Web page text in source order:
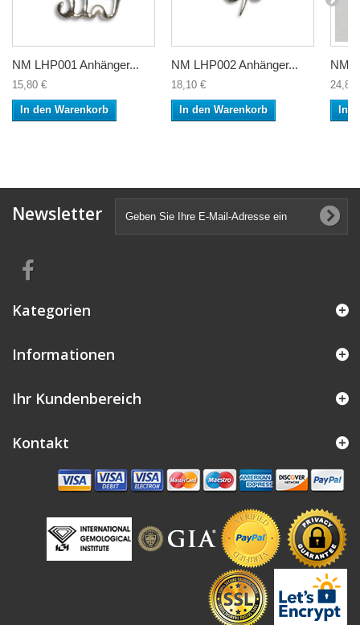
NM LHP001 Anhänger...
15,80 €
In den Warenkorb
NM LHP002 Anhänger...
18,10 €
In den Warenkorb
NM
24,80
In
Newsletter
Kategorien
Informationen
Ihr Kundenbereich
Kontakt